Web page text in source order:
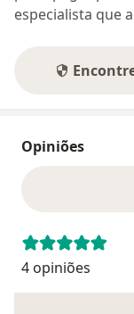
especialista que
Opiniões
4 opiniões